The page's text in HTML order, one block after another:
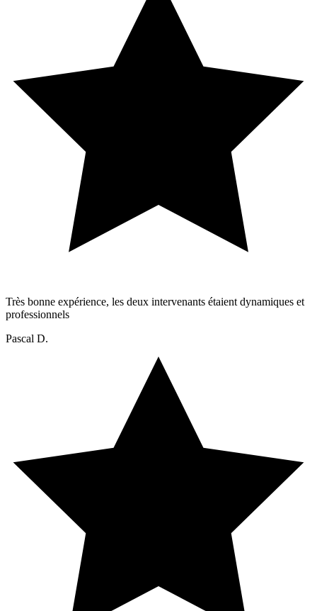
Très bonne expérience, les deux intervenants étaient dynamiques et
professionnels
Pascal D.